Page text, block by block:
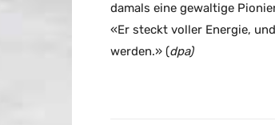
damals eine gewaltige
«Er steckt voller Energie,
werden.» (dpa)